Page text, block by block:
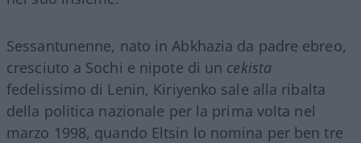
Sessantunenne, nato in Abkhazia da padre ebreo,
cresciuto a Sochi e nipote di un cekista
fedelissimo di Lenin, Kiriyenko sale alla ribalta
della politica nazionale per la prima volta nel
marzo 1998, quando Eltsin lo nomina per ben tre